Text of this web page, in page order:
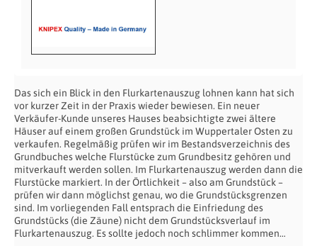
Das sich ein Blick in den Flurkartenauszug lohnen kann hat sich
vor kurzer Zeit in der Praxis wieder bewiesen. Ein neuer
Verkäufer-Kunde unseres Hauses beabsichtigte zwei ältere
Häuser auf einem großen Grundstück im Wuppertaler Osten zu
verkaufen. Regelmäßig prüfen wir im Bestandsverzeichnis des
Grundbuches welche Flurstücke zum Grundbesitz gehören und
mitverkauft werden sollen. Im Flurkartenauszug werden dann die
Flurstücke markiert. In der Örtlichkeit – also am Grundstück –
prüfen wir dann möglichst genau, wo die Grundstücksgrenzen
sind. Im vorliegenden Fall entsprach die Einfriedung des
Grundstücks (die Zäune) nicht dem Grundstücksverlauf im
Flurkartenauszug. Es sollte jedoch noch schlimmer kommen…